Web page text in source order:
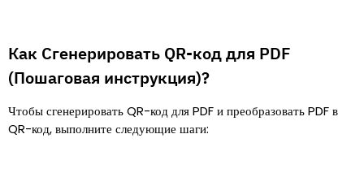
Как Сгенерировать QR-код для PDF
(Пошаговая инструкция)?
Чтобы сгенерировать QR-код для PDF и преобразовать PDF в
QR-код, выполните следующие шаги: